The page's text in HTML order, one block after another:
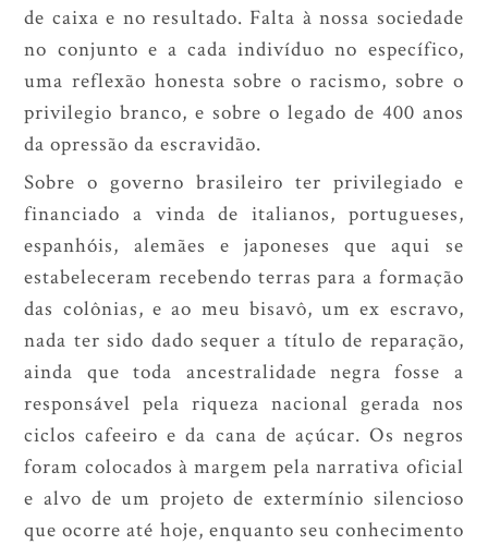
de caixa e no resultado. Falta à nossa sociedade
no conjunto e a cada indivíduo no específico,
uma reflexão honesta sobre o racismo, sobre o
privilegio branco, e sobre o legado de 400 anos
da opressão da escravidão.
Sobre o governo brasileiro ter privilegiado e
financiado a vinda de italianos, portugueses,
espanhóis, alemães e japoneses que aqui se
estabeleceram recebendo terras para a formação
das colônias, e ao meu bisavô, um ex escravo,
nada ter sido dado sequer a título de reparação,
ainda que toda ancestralidade negra fosse a
responsável pela riqueza nacional gerada nos
ciclos cafeeiro e da cana de açúcar. Os negros
foram colocados à margem pela narrativa oficial
e alvo de um projeto de extermínio silencioso
que ocorre até hoje, enquanto seu conhecimento